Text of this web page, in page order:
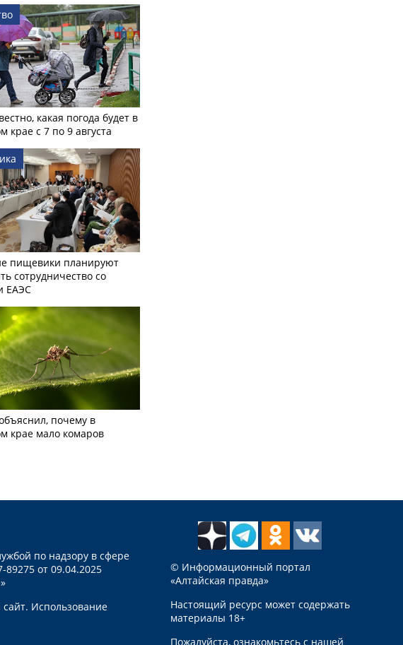
какая погода будет в
крае с 7 по 9 августа
пищевики планируют
сотрудничество со
ЕАЭС
почему в
крае мало комаров
по надзору в сфере
от 09.04.2025
Использование
© Информационный портал
«Алтайская правда»
Настоящий ресурс может содержать
материалы 18+
Пожалуйста, ознакомьтесь с нашей